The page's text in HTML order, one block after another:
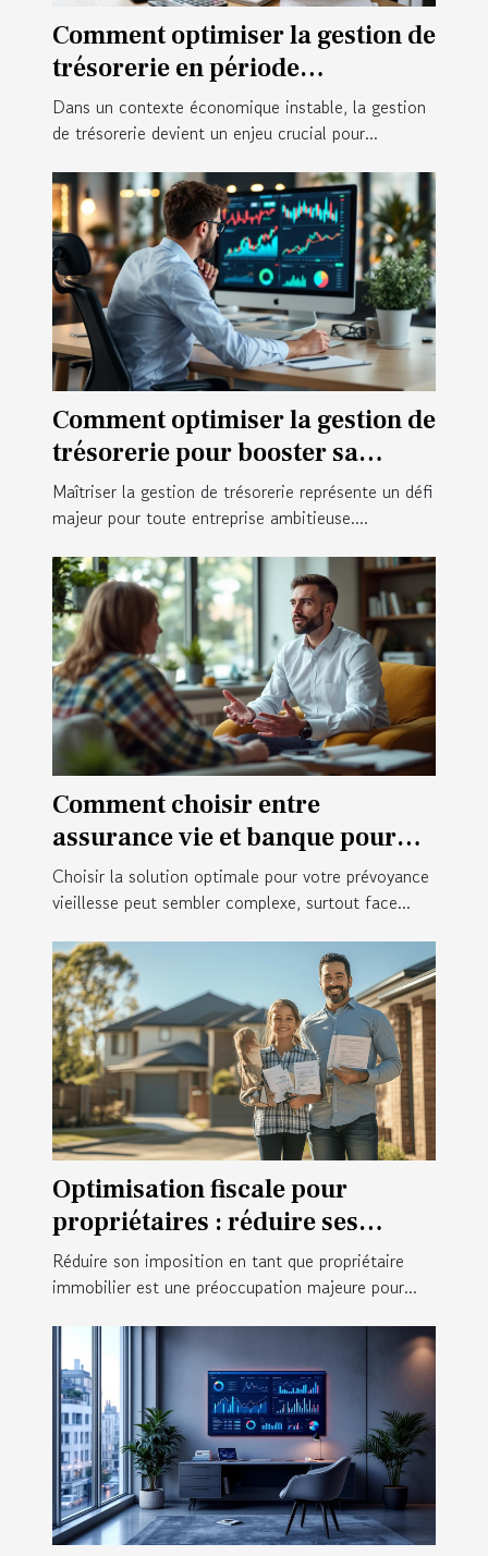
Comment optimiser la gestion de
trésorerie en période
d'incertitude économique ?
Dans un contexte économique instable, la gestion
de trésorerie devient un enjeu crucial pour...
Comment optimiser la gestion de
trésorerie pour booster sa
croissance ?
Maîtriser la gestion de trésorerie représente un défi
majeur pour toute entreprise ambitieuse....
Comment choisir entre
assurance vie et banque pour
votre 3ème pilier ?
Choisir la solution optimale pour votre prévoyance
vieillesse peut sembler complexe, surtout face...
Optimisation fiscale pour
propriétaires : réduire ses
impôts intelligemment
Réduire son imposition en tant que propriétaire
immobilier est une préoccupation majeure pour...